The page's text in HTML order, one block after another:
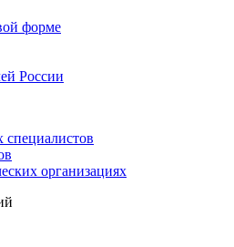
форме
России
специалистов
организациях